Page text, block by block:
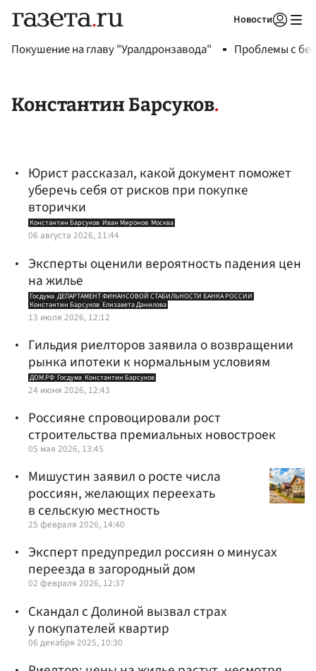
Новости
Покушение на главу "Уралдронзавода" Проблемы с
Константин Барсуков
Юрист рассказал, какой документ поможет
уберечь себя от рисков при покупке
вторички
Константин Барсуков Иван Миронов Москва
06 августа 2026, 11:44
Эксперты оценили вероятность падения цен
на жилье
Госдума ДЕПАРТАМЕНТ ФИНАНСОВОЙ СТАБИЛЬНОСТИ БАНКА РОССИИ
Константин Барсуков Елизавета Данилова
13 июля 2026, 12:12
Гильдия риелторов заявила о возвращении
рынка ипотеки к нормальным условиям
ДОМ.РФ Госдума Константин Барсуков
24 июня 2026, 12:43
Россияне спровоцировали рост
строительства премиальных новостроек
05 мая 2026, 13:45
Мишустин заявил о росте числа
россиян, желающих переехать
в сельскую местность
25 февраля 2026, 14:40
Эксперт предупредил россиян о минусах
переезда в загородный дом
02 февраля 2026, 12:37
Скандал с Долиной вызвал страх
у покупателей квартир
06 декабря 2025, 10:30